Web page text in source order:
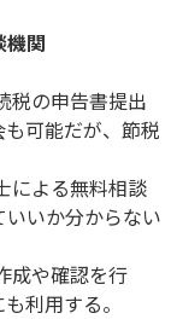
機関
の申告書提出
可能だが、節税
よる無料相談
いか分からない
や確認を行
利用する。